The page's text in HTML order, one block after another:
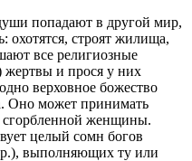
попадают в другой мир,
охотятся, строят жилища,
все религиозные
жертвы и прося у них
верховное божество
. Оно может принимать
сгорбленной женщины.
целый сомн богов
выполняющих ту или